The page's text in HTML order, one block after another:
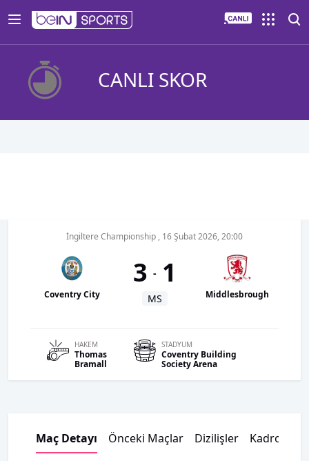
CANLI SKOR
İngiltere Championship , 16 Şubat 2026, 20:00
Coventry City
3 - 1
MS Middlesbrough
HAKEM
Thomas
Bramall
STADYUM
Coventry Building
Society Arena
Maç Detayı Önceki Maçlar Dizilişler Kadrolar